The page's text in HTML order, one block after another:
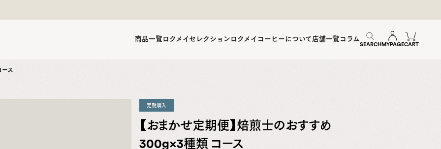
商品一覧ロクメイセレクションロクメイコーヒーについて店舗一覧コラム
SEARCHMYPAGECART
ス
定期購入
【おまかせ定期便】焙煎士のおすすめ
300g×3種類 コース